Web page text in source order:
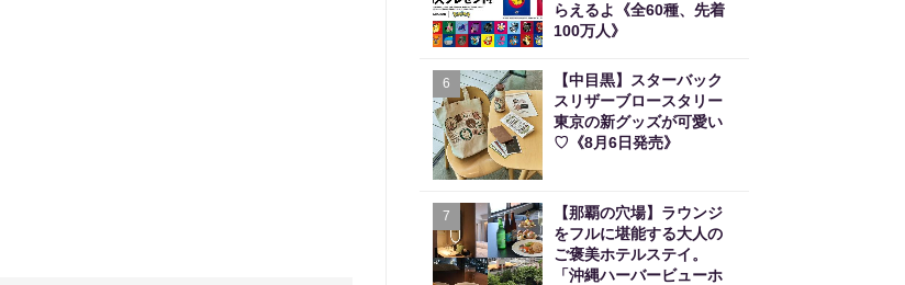
らえるよ《全60種、先着
100万人》
6
【中目黒】スターバック
スリザーブロースタリー
東京の新グッズが可愛い
♡《8月6日発売》
7
【那覇の穴場】ラウンジ
をフルに堪能する大人の
ご褒美ホテルステイ。
「沖縄ハーバービューホ